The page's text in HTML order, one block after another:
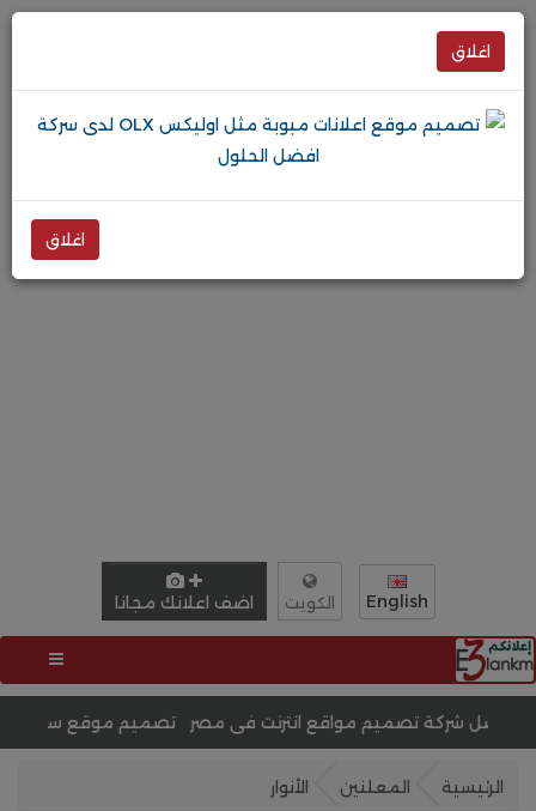
English الكويت اضف اعلانك مجانا
تحسين محركات البحث SEO مواقع انترنت فى مصر
الرئيسية المعلنين الأنوار
اغلاق
اغلاق